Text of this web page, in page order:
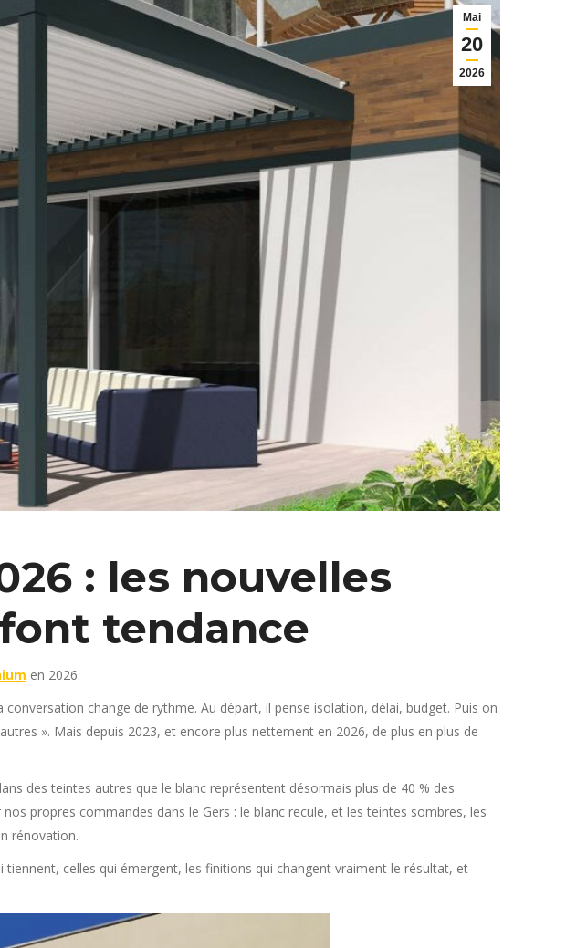
Mai
20
2026
: les nouvelles
tendance
en 2026.
change de rythme. Au départ, il pense isolation, délai, budget. Puis on
». Mais depuis 2023, et encore plus nettement en 2026, de plus en plus de
des teintes autres que le blanc représentent désormais plus de 40 % des
propres commandes dans le Gers : le blanc recule, et les teintes sombres, les
rénovation.
celles qui émergent, les finitions qui changent vraiment le résultat, et